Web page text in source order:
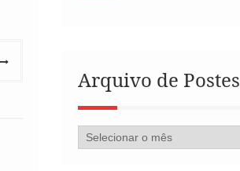
Arquivo de Postes
Arquivo